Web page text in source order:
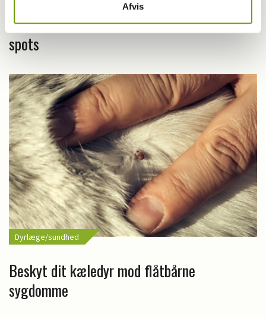
Afvis
Hundedage med hedeslag, hugorme og hot
spots
Dyrlæge/sundhed
Beskyt dit kæledyr mod flåtbårne
sygdomme